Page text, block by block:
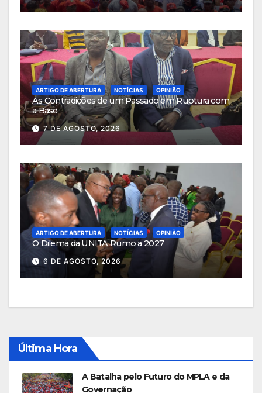
ARTIGO DE ABERTURA NOTÍCIAS OPINIÃO
As Contradições de um Passado em Ruptura com
a Base
7 DE AGOSTO, 2026
ARTIGO DE ABERTURA NOTÍCIAS OPINIÃO
O Dilema da UNITA Rumo a 2027
6 DE AGOSTO, 2026
Última Hora
A Batalha pelo Futuro do MPLA e da
Governação